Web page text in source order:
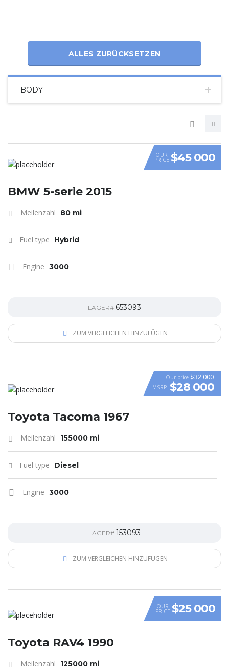
ALLES ZURÜCKSETZEN
BODY
VIDEO
OUR
PRICE $45 000
BMW 5-serie 2015
Meilenzahl 80 mi
Fuel type Hybrid
Engine 3000
LAGER# 653093
ZUM VERGLEICHEN HINZUFÜGEN
Our price $32 000
MSRP $28 000
Toyota Tacoma 1967
Meilenzahl 155000 mi
Fuel type Diesel
Engine 3000
LAGER# 153093
ZUM VERGLEICHEN HINZUFÜGEN
OUR
PRICE $25 000
Toyota RAV4 1990
Meilenzahl 125000 mi